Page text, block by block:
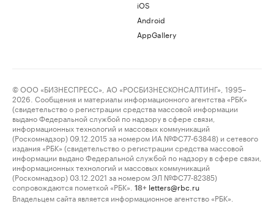
iOS
Android
AppGallery
© ООО «БИЗНЕСПРЕСС», АО «РОСБИЗНЕСКОНСАЛТИНГ», 1995–
2026. Сообщения и материалы информационного агентства «РБК»
(свидетельство о регистрации средства массовой информации
выдано Федеральной службой по надзору в сфере связи,
информационных технологий и массовых коммуникаций
(Роскомнадзор) 09.12.2015 за номером ИА №ФС77-63848) и сетевого
издания «РБК» (свидетельство о регистрации средства массовой
информации выдано Федеральной службой по надзору в сфере связи,
информационных технологий и массовых коммуникаций
(Роскомнадзор) 03.12.2021 за номером ЭЛ №ФС77-82385)
сопровождаются пометкой «РБК».
18+ letters@rbc.ru
Владельцем сайта является информационное агентство «РБК».